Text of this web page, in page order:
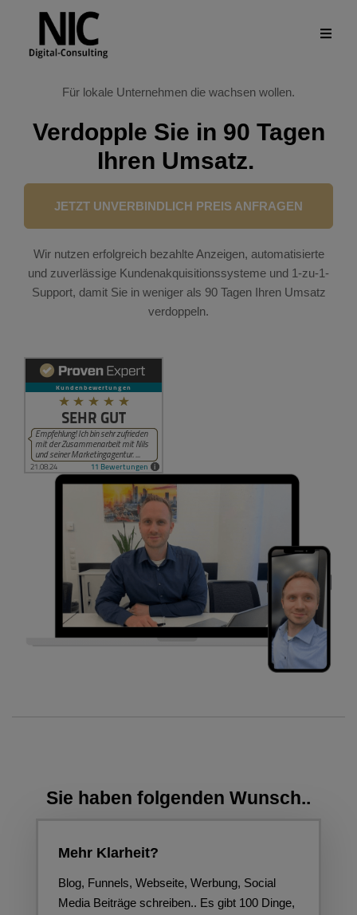
Für lokale Unternehmen die wachsen wollen.
Verdopple Sie in 90 Tagen
Ihren Umsatz.
JETZT UNVERBINDLICH PREIS ANFRAGEN
Wir nutzen erfolgreich bezahlte Anzeigen, automatisierte
und zuverlässige Kundenakquisitionssysteme und 1-zu-1-
Support, damit Sie in weniger als 90 Tagen Ihren Umsatz
verdoppeln.
Sie haben folgenden Wunsch..
Mehr Klarheit?
Blog, Funnels, Webseite, Werbung, Social
Media Beiträge schreiben.. Es gibt 100 Dinge,